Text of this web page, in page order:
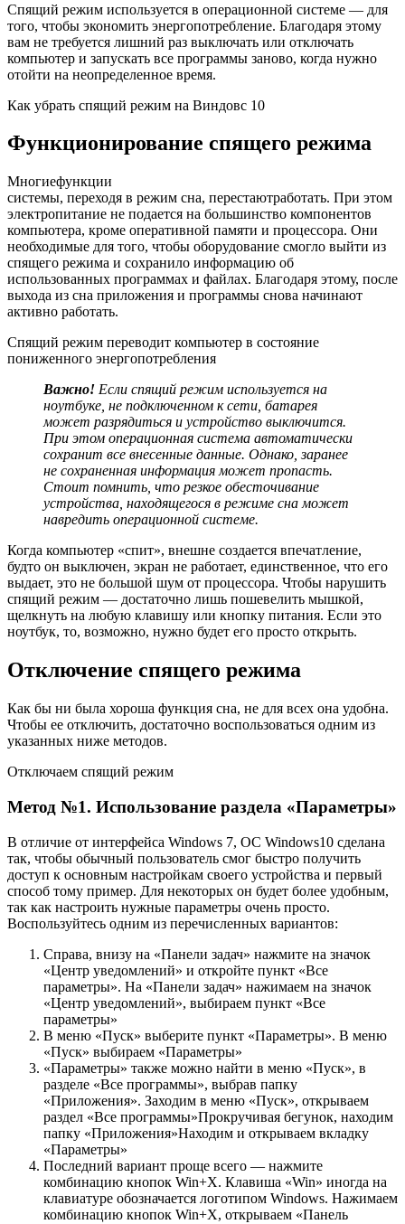
Спящий режим используется в операционной системе — для
того, чтобы экономить энергопотребление. Благодаря этому
вам не требуется лишний раз выключать или отключать
компьютер и запускать все программы заново, когда нужно
отойти на неопределенное время.
Как убрать спящий режим на Виндовс 10
Функционирование спящего режима
Многиефункции
системы, переходя в режим сна, перестаютработать. При этом
электропитание не подается на большинство компонентов
компьютера, кроме оперативной памяти и процессора. Они
необходимые для того, чтобы оборудование смогло выйти из
спящего режима и сохранило информацию об
использованных программах и файлах. Благодаря этому, после
выхода из сна приложения и программы снова начинают
активно работать.
Спящий режим переводит компьютер в состояние
пониженного энергопотребления
Важно! Если спящий режим используется на
ноутбуке, не подключенном к сети, батарея
может разрядиться и устройство выключится.
При этом операционная система автоматически
сохранит все внесенные данные. Однако, заранее
не сохраненная информация может пропасть.
Стоит помнить, что резкое обесточивание
устройства, находящегося в режиме сна может
навредить операционной системе.
Когда компьютер «спит», внешне создается впечатление,
будто он выключен, экран не работает, единственное, что его
выдает, это не большой шум от процессора. Чтобы нарушить
спящий режим — достаточно лишь пошевелить мышкой,
щелкнуть на любую клавишу или кнопку питания. Если это
ноутбук, то, возможно, нужно будет его просто открыть.
Отключение спящего режима
Как бы ни была хороша функция сна, не для всех она удобна.
Чтобы ее отключить, достаточно воспользоваться одним из
указанных ниже методов.
Отключаем спящий режим
Метод №1. Использование раздела «Параметры»
В отличие от интерфейса Windows 7, ОС Windows10 сделана
так, чтобы обычный пользователь смог быстро получить
доступ к основным настройкам своего устройства и первый
способ тому пример. Для некоторых он будет более удобным,
так как настроить нужные параметры очень просто.
Воспользуйтесь одним из перечисленных вариантов:
Справа, внизу на «Панели задач» нажмите на значок
«Центр уведомлений» и откройте пункт «Все
параметры». На «Панели задач» нажимаем на значок
«Центр уведомлений», выбираем пункт «Все
параметры»
В меню «Пуск» выберите пункт «Параметры». В меню
«Пуск» выбираем «Параметры»
«Параметры» также можно найти в меню «Пуск», в
разделе «Все программы», выбрав папку
«Приложения». Заходим в меню «Пуск», открываем
раздел «Все программы»Прокручивая бегунок, находим
папку «Приложения»Находим и открываем вкладку
«Параметры»
Последний вариант проще всего — нажмите
комбинацию кнопок Win+X. Клавиша «Win» иногда на
клавиатуре обозначается логотипом Windows. Нажимаем
комбинацию кнопок Win+X, открываем «Панель